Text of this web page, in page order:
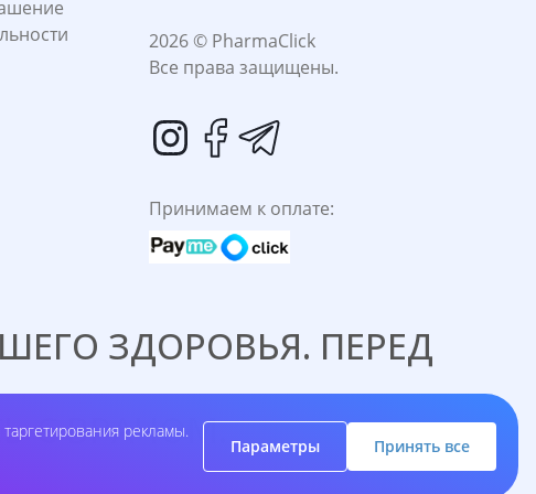
рекламы.
Параметры Принять все
2026 © PharmaClick
Все права защищены.
Принимаем к оплате:
ЗДОРОВЬЯ. ПЕРЕД
C ВРАЧОМ.